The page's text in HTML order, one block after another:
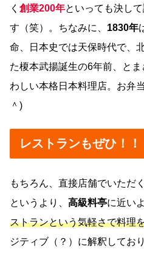
く 創業200年といっても決し
す（笑）。ちなみに、 1830年
命、日本史では天保時代で、
た榎本武揚誕生の6年前、と
わしい本格日本料理店。お弁
＾)
レストランもぜひ！！
もちろん、直接店舗でいただ
というより、 高級料亭に近い
ストランという気軽さで料理
ジティブ（？）に解釈しており